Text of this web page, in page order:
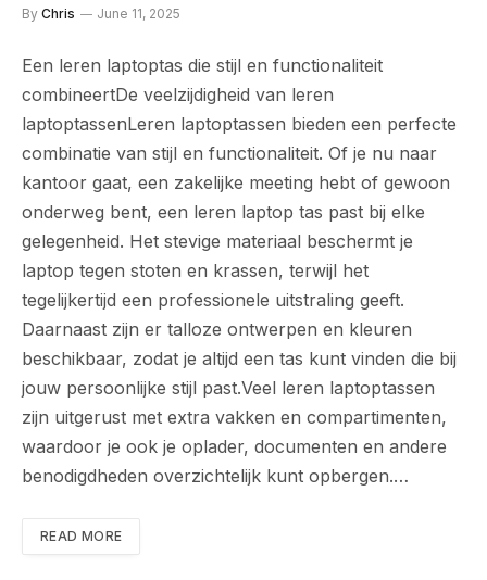
By Chris June 11, 2025
Een leren laptoptas die stijl en functionaliteit
combineertDe veelzijdigheid van leren
laptoptassenLeren laptoptassen bieden een perfecte
combinatie van stijl en functionaliteit. Of je nu naar
kantoor gaat, een zakelijke meeting hebt of gewoon
onderweg bent, een leren laptop tas past bij elke
gelegenheid. Het stevige materiaal beschermt je
laptop tegen stoten en krassen, terwijl het
tegelijkertijd een professionele uitstraling geeft.
Daarnaast zijn er talloze ontwerpen en kleuren
beschikbaar, zodat je altijd een tas kunt vinden die bij
jouw persoonlijke stijl past.Veel leren laptoptassen
zijn uitgerust met extra vakken en compartimenten,
waardoor je ook je oplader, documenten en andere
benodigdheden overzichtelijk kunt opbergen.…
READ MORE